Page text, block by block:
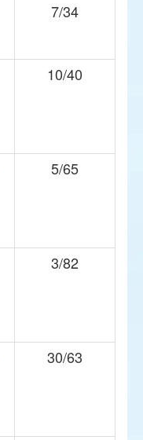
7/34
10/40
5/65
3/82
30/63